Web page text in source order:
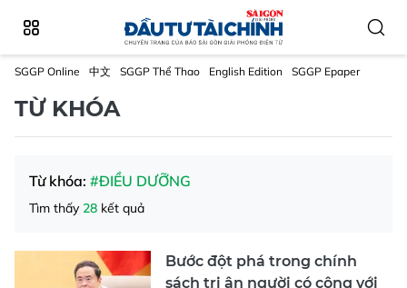
SGGP Online 中文 SGGP Thể Thao English Edition SGGP Epaper
TỪ KHÓA
Từ khóa: #ĐIỀU DƯỠNG
Tìm thấy 28 kết quả
Bước đột phá trong chính
sách tri ân người có công với